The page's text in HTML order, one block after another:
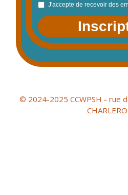
J'accepte de recevoir des
© 2024-2025 CCWPSH - rue